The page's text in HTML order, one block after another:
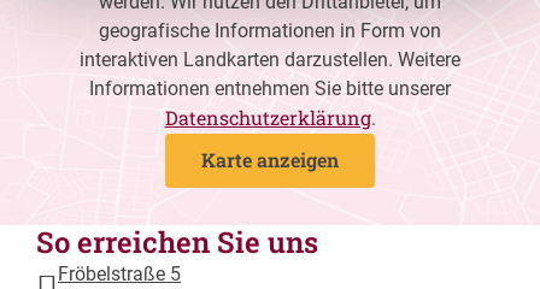
geografische Informationen in Form von
interaktiven Landkarten darzustellen. Weitere
Informationen entnehmen Sie bitte unserer
Datenschutzerklärung.
Karte anzeigen
So erreichen Sie uns
Fröbelstraße 5